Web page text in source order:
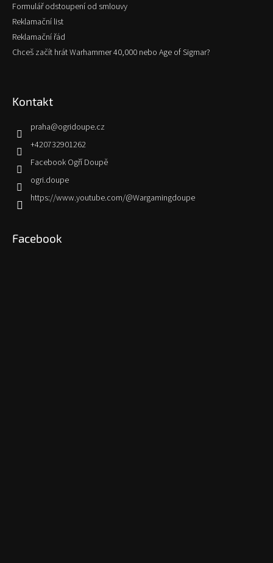
Formulář odstoupení od smlouvy
Reklamační list
Reklamační řád
Chceš začít hrát Warhammer 40,000 nebo Age of Sigmar?
Kontakt
praha@ogridoupe.cz
+420732901262
Facebook Ogří Doupě
ogri.doupe
https://www.youtube.com/@Wargamingdoupe
Facebook